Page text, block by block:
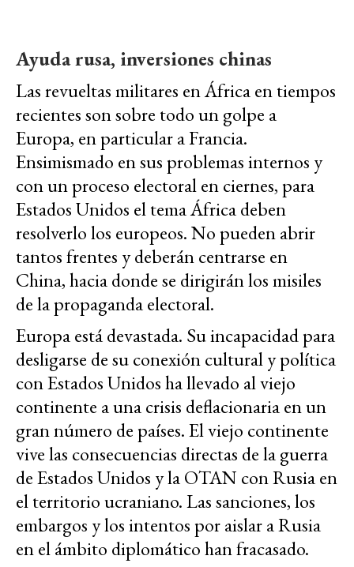
Ayuda rusa, inversiones chinas
Las revueltas militares en África en tiempos
recientes son sobre todo un golpe a
Europa, en particular a Francia.
Ensimismado en sus problemas internos y
con un proceso electoral en ciernes, para
Estados Unidos el tema África deben
resolverlo los europeos. No pueden abrir
tantos frentes y deberán centrarse en
China, hacia donde se dirigirán los misiles
de la propaganda electoral.
Europa está devastada. Su incapacidad para
desligarse de su conexión cultural y política
con Estados Unidos ha llevado al viejo
continente a una crisis deflacionaria en un
gran número de países. El viejo continente
vive las consecuencias directas de la guerra
de Estados Unidos y la OTAN con Rusia en
el territorio ucraniano. Las sanciones, los
embargos y los intentos por aislar a Rusia
en el ámbito diplomático han fracasado.